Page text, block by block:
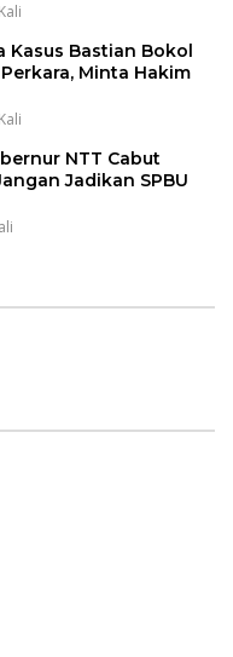
Bastian Bokol
Minta Hakim
NTT Cabut
Jadikan SPBU